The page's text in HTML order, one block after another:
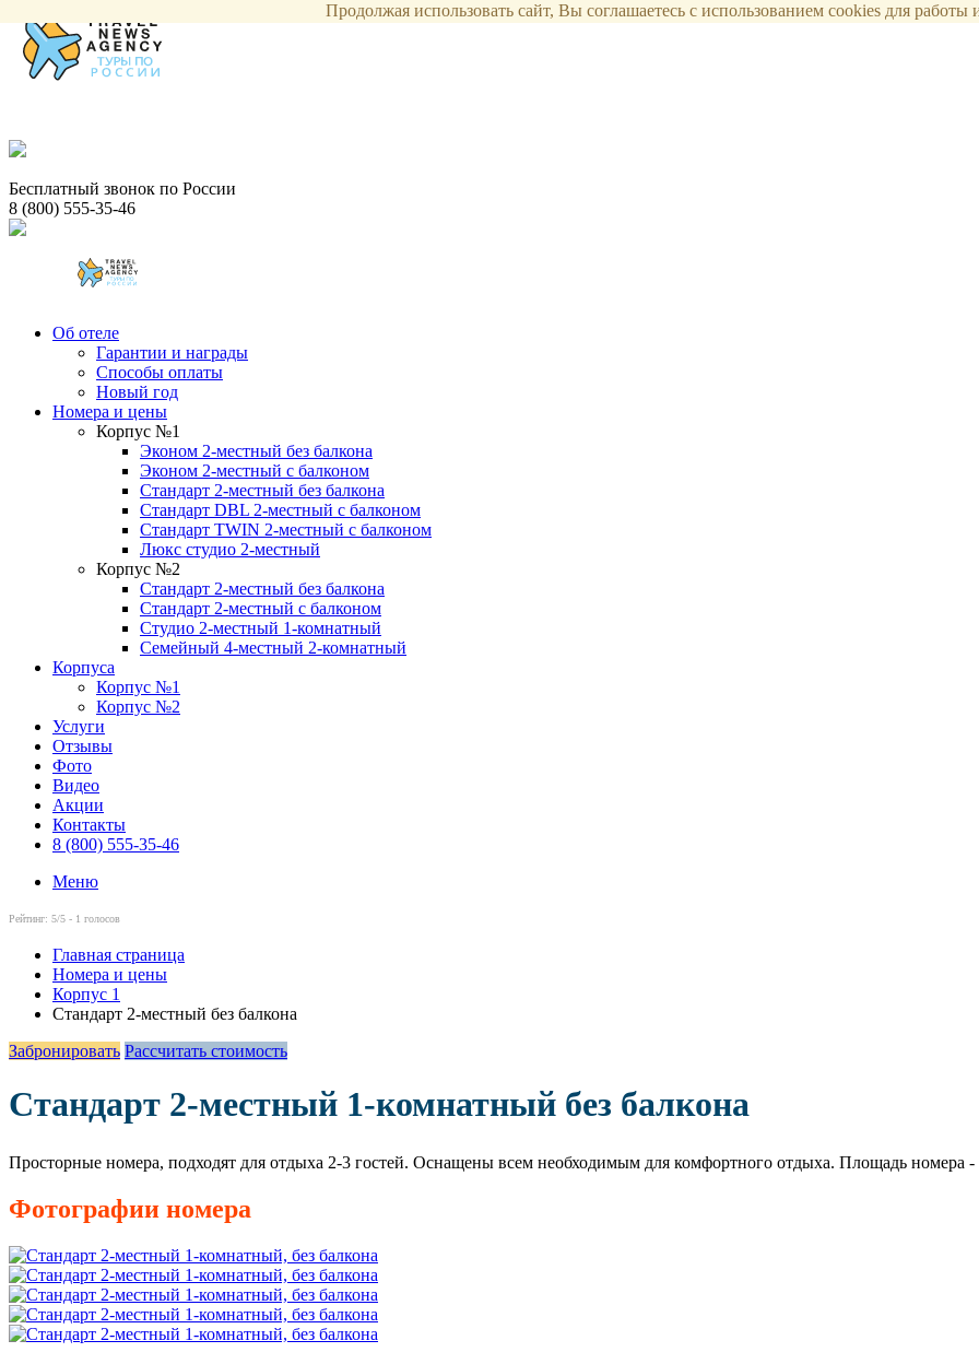
Бесплатный звонок по России
8 (800) 555-35-46
Об отеле
Гарантии и награды
Способы оплаты
Новый год
Номера и цены
Корпус №1
Эконом 2-местный без балкона
Эконом 2-местный с балконом
Стандарт 2-местный без балкона
Стандарт DBL 2-местный с балконом
Cтандарт TWIN 2-местный с балконом
Люкс студио 2-местный
Корпус №2
Стандарт 2-местный без балкона
Стандарт 2-местный с балконом
Студио 2-местный 1-комнатный
Семейный 4-местный 2-комнатный
Корпуса
Корпус №1
Корпус №2
Услуги
Отзывы
Фото
Видео
Акции
Контакты
8 (800) 555-35-46
Меню
Рейтинг: 5/5 - 1 голосов
Главная страница
Номера и цены
Корпус 1
Стандарт 2-местный без балкона
Забронировать Рассчитать стоимость
Стандарт 2-местный 1-комнатный без балкона
Просторные номера, подходят для отдыха 2-3 гостей. Оснащены всем необходимым для комфортного отдыха. Площадь номера
Фотографии номера
Продолжая использовать сайт, Вы соглашаетесь с использованием cookies для работы